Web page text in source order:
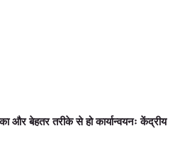
और बेहतर तरीके से हो कार्यान्वयनः केंद्रीय